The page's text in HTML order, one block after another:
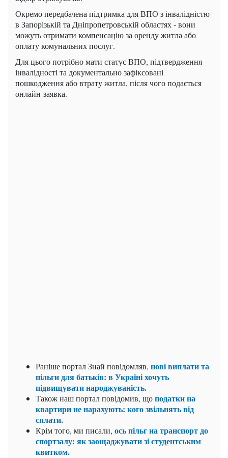
Окремо передбачена підтримка для ВПО з інвалідністю
в Запорізькій та Дніпропетровській областях - вони
можуть отримати компенсацію за оренду житла або
оплату комунальних послуг.
Для цього потрібно мати статус ВПО, підтвердження
інвалідності та документально зафіксовані
пошкодження або втрату житла, після чого подається
онлайн-заявка.
Раніше портал Знай повідомляв, нові виплати та
пільги для батьків: в Україні хочуть
підвищувати народжуваність.
Також наш портал повідомив, щоподатки на
квартири не нарахують: кого звільнять від
сплати.
Крім того, ми писали, ось пільг на транспорт до
спортзалу: як заощаджувати зі студентським
квитком.